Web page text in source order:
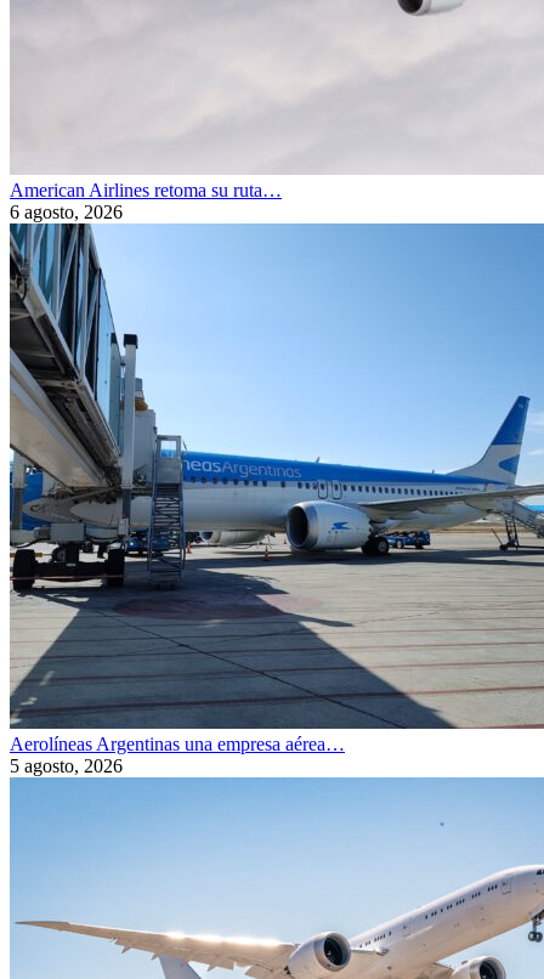
American Airlines retoma su ruta…
6 agosto, 2026
Aerolíneas Argentinas una empresa aérea…
5 agosto, 2026